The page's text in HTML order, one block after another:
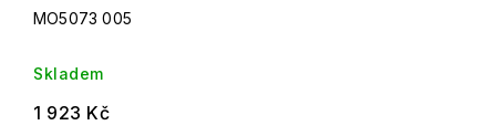
MO5073 005
Skladem
1 923 Kč